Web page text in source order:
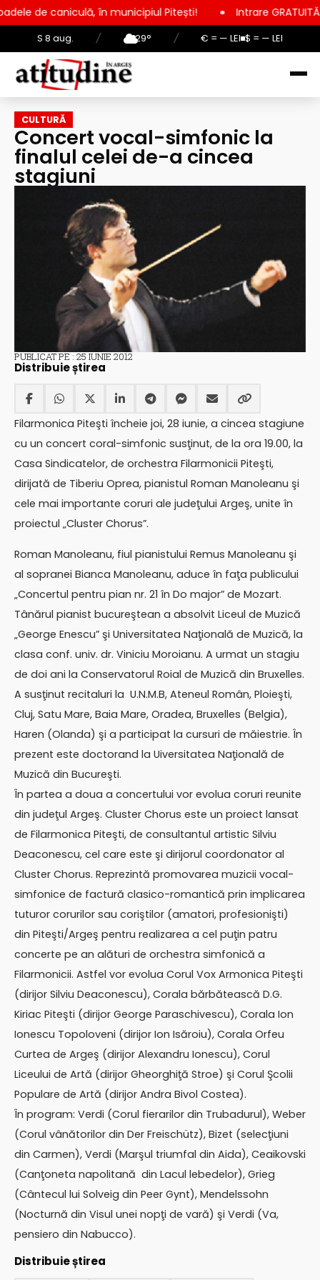
S 8 aug. / 29° / € = — LEI $ = — LEI
în municipiul Pitești! Intrare GRATUITĂ pentru copii,
CULTURĂ
Concert vocal-simfonic la
finalul celei de-a cincea
stagiuni
PUBLICAT PE : 25 IUNIE 2012
Distribuie știrea
Filarmonica Piteşti încheie joi, 28 iunie, a cincea stagiune
cu un concert coral-simfonic susţinut, de la ora 19.00, la
Casa Sindicatelor, de orchestra Filarmonicii Piteşti,
dirijată de Tiberiu Oprea, pianistul Roman Manoleanu şi
cele mai importante coruri ale judeţului Argeş, unite în
proiectul „Cluster Chorus”.
Roman Manoleanu, fiul pianistului Remus Manoleanu şi
al sopranei Bianca Manoleanu, aduce în faţa publicului
„Concertul pentru pian nr. 21 în Do major” de Mozart.
Tânărul pianist bucureştean a absolvit Liceul de Muzică
„George Enescu” şi Universitatea Naţională de Muzică, la
clasa conf. univ. dr. Viniciu Moroianu. A urmat un stagiu
de doi ani la Conservatorul Roial de Muzică din Bruxelles.
A susţinut recitaluri la U.N.M.B, Ateneul Român, Ploieşti,
Cluj, Satu Mare, Baia Mare, Oradea, Bruxelles (Belgia),
Haren (Olanda) şi a participat la cursuri de măiestrie. În
prezent este doctorand la Uiversitatea Naţională de
Muzică din Bucureşti.
În partea a doua a concertului vor evolua coruri reunite
din judeţul Argeş. Cluster Chorus este un proiect lansat
de Filarmonica Piteşti, de consultantul artistic Silviu
Deaconescu, cel care este şi dirijorul coordonator al
Cluster Chorus. Reprezintă promovarea muzicii vocal-
simfonice de factură clasico-romantică prin implicarea
tuturor corurilor sau coriştilor (amatori, profesionişti)
din Piteşti/Argeş pentru realizarea a cel puţin patru
concerte pe an alături de orchestra simfonică a
Filarmonicii. Astfel vor evolua Corul Vox Armonica Piteşti
(dirijor Silviu Deaconescu), Corala bărbătească D.G.
Kiriac Piteşti (dirijor George Paraschivescu), Corala Ion
Ionescu Topoloveni (dirijor Ion Isăroiu), Corala Orfeu
Curtea de Argeş (dirijor Alexandru Ionescu), Corul
Liceului de Artă (dirijor Gheorghiţă Stroe) şi Corul Şcolii
Populare de Artă (dirijor Andra Bivol Costea).
În program: Verdi (Corul fierarilor din Trubadurul), Weber
(Corul vânătorilor din Der Freischütz), Bizet (selecţiuni
din Carmen), Verdi (Marşul triumfal din Aida), Ceaikovski
(Canţoneta napolitană din Lacul lebedelor), Grieg
(Cântecul lui Solveig din Peer Gynt), Mendelssohn
(Nocturnă din Visul unei nopţi de vară) şi Verdi (Va,
pensiero din Nabucco).
Distribuie știrea